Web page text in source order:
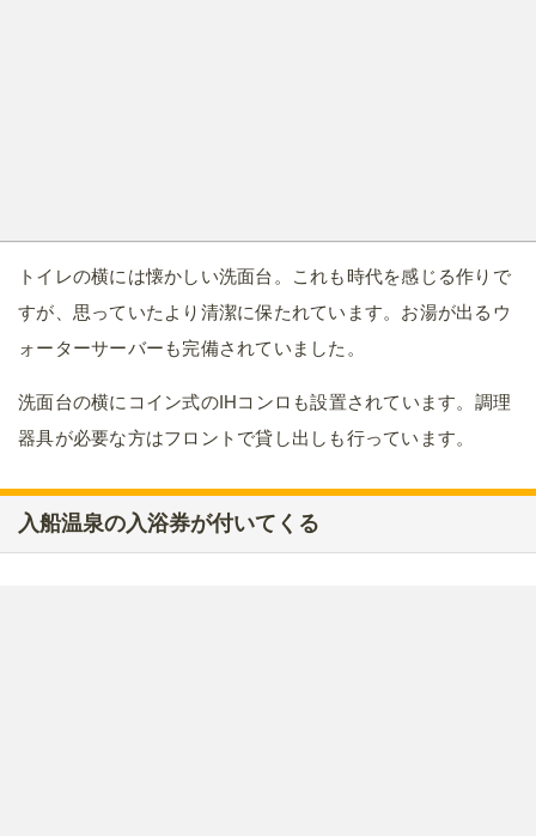
トイレの横には懐かしい洗面台。これも時代を感じる作りで
すが、思っていたより清潔に保たれています。お湯が出るウ
ォーターサーバーも完備されていました。
洗面台の横にコイン式のIHコンロも設置されています。調理
器具が必要な方はフロントで貸し出しも行っています。
入船温泉の入浴券が付いてくる